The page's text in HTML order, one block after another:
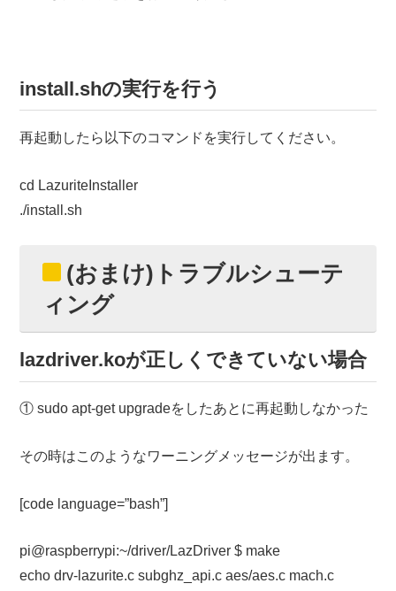
install.shの実行を行う
再起動したら以下のコマンドを実行してください。
cd LazuriteInstaller
./install.sh
(おまけ)トラブルシューテ
ィング
lazdriver.koが正しくできていない場合
① sudo apt-get upgradeをしたあとに再起動しなかった
その時はこのようなワーニングメッセージが出ます。
[code language=”bash”]
pi@raspberrypi:~/driver/LazDriver $ make
echo drv-lazurite.c subghz_api.c aes/aes.c mach.c